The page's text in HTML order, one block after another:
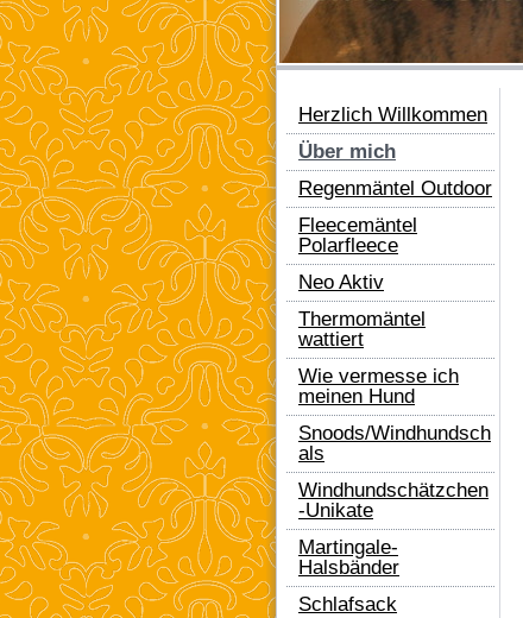
Herzlich Willkommen
Über mich
Regenmäntel Outdoor
Fleecemäntel
Polarfleece
Neo Aktiv
Thermomäntel
wattiert
Wie vermesse ich
meinen Hund
Snoods/Windhundsch
als
Windhundschätzchen
-Unikate
Martingale-
Halsbänder
Schlafsack